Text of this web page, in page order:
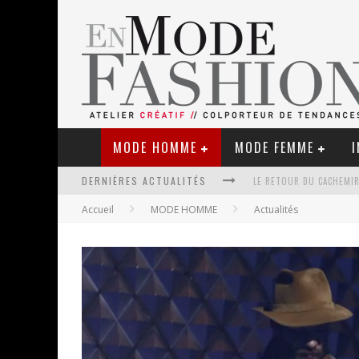
MODE HOMME MODE FEMME
DERNIÈRES ACTUALITÉS
Accueil MODE HOMME Actualités